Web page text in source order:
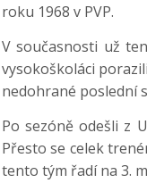
roku 1968 v PVP.
V současnosti už
vysokoškoláci
nedohrané poslední
Po sezóně odešli z
Přesto se celek
tento tým řadí na 3.